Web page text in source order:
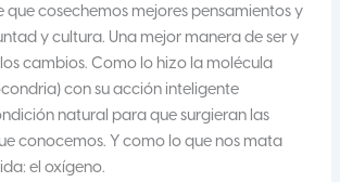
que cosechemos mejores pensamientos y
y cultura. Una mejor manera de ser y
cambios. Como lo hizo la molécula
con su acción inteligente
natural para que surgieran las
conocemos. Y como lo que nos mata
el oxígeno.